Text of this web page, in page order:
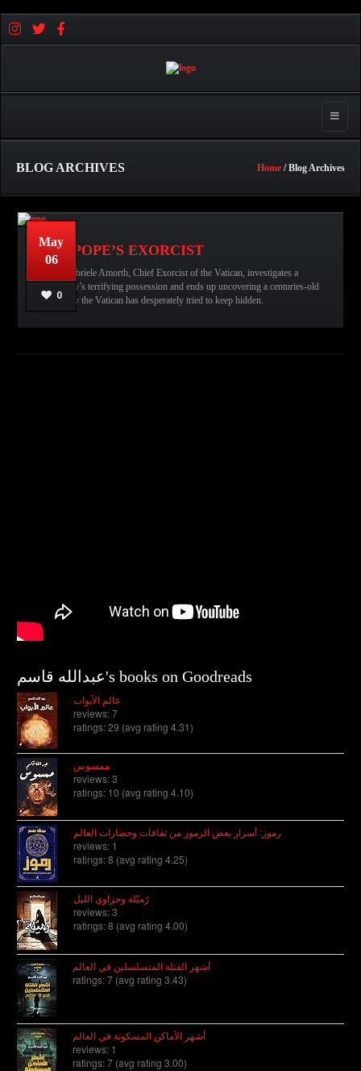
Toggle
BLOG ARCHIVES Home / Blog Archives
May
06
0
THE POPE’S EXORCIST
Father Gabriele Amorth, Chief Exorcist of the Vatican, investigates a
young boy’s terrifying possession and ends up uncovering a centuries-old
conspiracy the Vatican has desperately tried to keep hidden.
عبدالله قاسم
Exorcist,the Pope's Exorcist,
READ MORE
عبدالله قاسم's books on Goodreads
عالم الأبواب
reviews: 7
ratings: 29 (avg rating 4.31)
ممسوس
reviews: 3
ratings: 10 (avg rating 4.10)
رموز: أسرار بعض الرموز من ثقافات وحضارات العالم
reviews: 1
ratings: 8 (avg rating 4.25)
رُميّلة وحزاوي الليل
reviews: 3
ratings: 8 (avg rating 4.00)
أشهر القتلة المتسلسلين في العالم
ratings: 7 (avg rating 3.43)
أشهر الأماكن المسكونة في العالم
reviews: 1
ratings: 7 (avg rating 3.00)